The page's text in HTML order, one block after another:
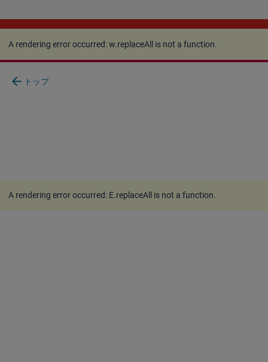
A rendering error occurred:w.replaceAll is not a
function.
A rendering error occurred:w.replaceAll is not a function.
arrow_back トップ
A rendering error occurred: E.replaceAll is not a function.